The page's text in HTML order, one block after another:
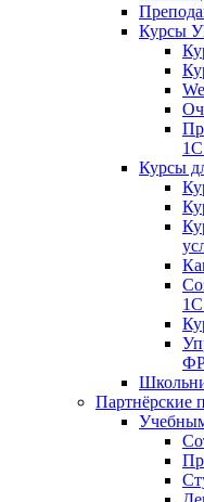
Курсы
Курсы
Партнёрские